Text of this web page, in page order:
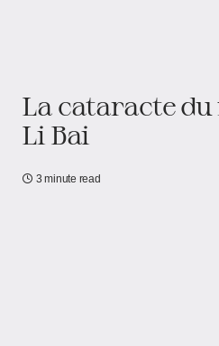
La cataracte
Li Bai
3 minute read